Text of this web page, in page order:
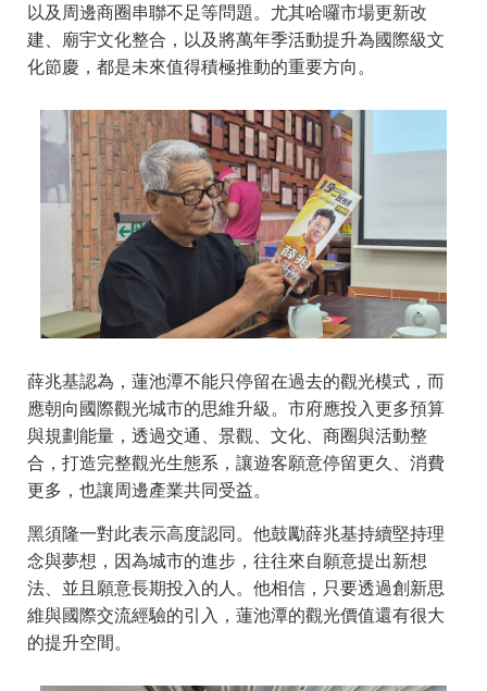
以及周邊商圈串聯不足等問題。尤其哈囉市場更新改
建、廟宇文化整合，以及將萬年季活動提升為國際級文
化節慶，都是未來值得積極推動的重要方向。
薛兆基認為，蓮池潭不能只停留在過去的觀光模式，而
應朝向國際觀光城市的思維升級。市府應投入更多預算
與規劃能量，透過交通、景觀、文化、商圈與活動整
合，打造完整觀光生態系，讓遊客願意停留更久、消費
更多，也讓周邊產業共同受益。
黑須隆一對此表示高度認同。他鼓勵薛兆基持續堅持理
念與夢想，因為城市的進步，往往來自願意提出新想
法、並且願意長期投入的人。他相信，只要透過創新思
維與國際交流經驗的引入，蓮池潭的觀光價值還有很大
的提升空間。